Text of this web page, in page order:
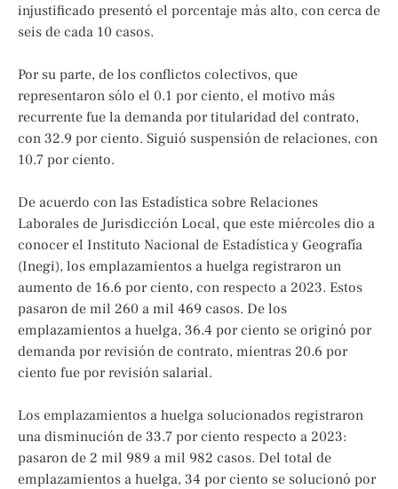
injustificado presentó el porcentaje más alto, con cerca de
seis de cada 10 casos.
Por su parte, de los conflictos colectivos, que
representaron sólo el 0.1 por ciento, el motivo más
recurrente fue la demanda por titularidad del contrato,
con 32.9 por ciento. Siguió suspensión de relaciones, con
10.7 por ciento.
De acuerdo con las Estadística sobre Relaciones
Laborales de Jurisdicción Local, que este miércoles dio a
conocer el Instituto Nacional de Estadística y Geografía
(Inegi), los emplazamientos a huelga registraron un
aumento de 16.6 por ciento, con respecto a 2023. Estos
pasaron de mil 260 a mil 469 casos. De los
emplazamientos a huelga, 36.4 por ciento se originó por
demanda por revisión de contrato, mientras 20.6 por
ciento fue por revisión salarial.
Los emplazamientos a huelga solucionados registraron
una disminución de 33.7 por ciento respecto a 2023:
pasaron de 2 mil 989 a mil 982 casos. Del total de
emplazamientos a huelga, 34 por ciento se solucionó por